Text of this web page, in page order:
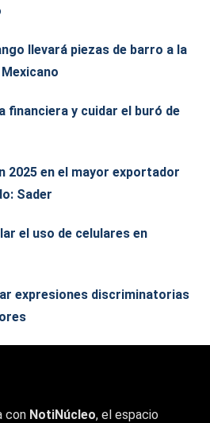
llevará piezas de barro a la
financiera y cuidar el buró de
2025 en el mayor exportador
Sader
el uso de celulares en
expresiones discriminatorias
con NotiNúcleo, el espacio